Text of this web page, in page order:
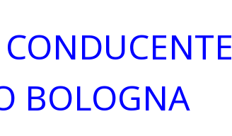
BOLOGNA